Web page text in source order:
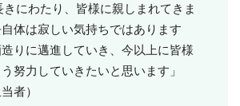
きにわたり、皆様に親しまれてきま
体は寂しい気持ちではあります
りに邁進していき、今以上に皆様
努力していきたいと思います」
者）